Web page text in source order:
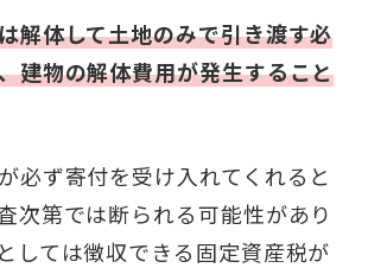
解体して土地のみで引き渡す必
建物の解体費用が発生すること
必ず寄付を受け入れてくれると
次第では断られる可能性があり
しては徴収できる固定資産税が